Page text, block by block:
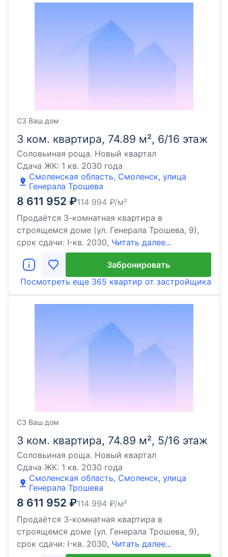
3 ком. квартира, 74.89 м², 6/16 этаж
Соловьиная роща. Новый квартал
Сдача ЖК: 1 кв. 2030 года
Смоленская область, Смоленск, улица
Генерала Трошева
8 611 952 ₽114 994 ₽/м²
Продаётся 3-комнатная квартира в
строящемся доме (ул. Генерала Трошева, 9),
срок сдачи: I-кв. 2030, Читать далее...
СЗ Ваш дом
Забронировать
Посмотреть еще 365 квартир от застройщика
3 ком. квартира, 74.89 м², 5/16 этаж
Соловьиная роща. Новый квартал
Сдача ЖК: 1 кв. 2030 года
Смоленская область, Смоленск, улица
Генерала Трошева
8 611 952 ₽114 994 ₽/м²
Продаётся 3-комнатная квартира в
строящемся доме (ул. Генерала Трошева, 9),
срок сдачи: I-кв. 2030, Читать далее...
СЗ Ваш дом